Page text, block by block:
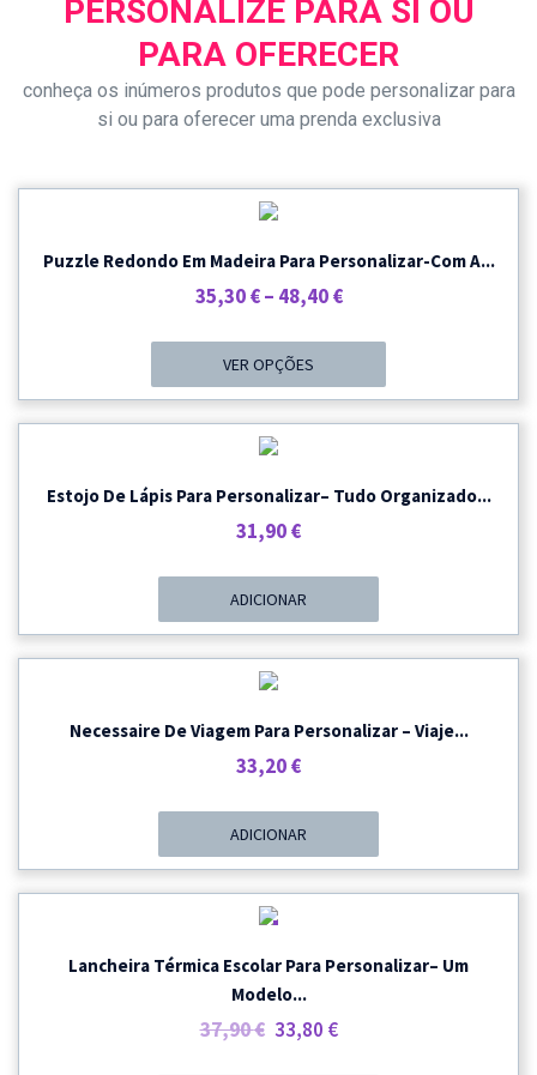
PERSONALIZE PARA SI OU
PARA OFERECER
conheça os inúmeros produtos que pode personalizar para
si ou para oferecer uma prenda exclusiva
Puzzle Redondo Em Madeira Para Personalizar-Com A...
35,30€ – 48,40€Price
Through
48,40 €
VER OPÇÕES
Estojo De Lápis Para Personalizar– Tudo Organizado...
31,90€
ADICIONAR
Necessaire De Viagem Para Personalizar – Viaje...
33,20€
ADICIONAR
Lancheira Térmica Escolar Para Personalizar– Um
Modelo...
37,90€ O
33,80 €O